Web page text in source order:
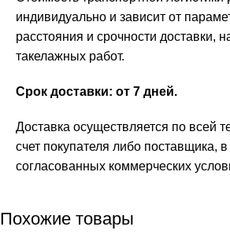
индивидуально и зависит от
расстояния и срочности доставки,
такелажных работ.
Срок доставки: от 7 дней.
Доставка осуществляется по всей
счет покупателя либо поставщика,
согласованных коммерческих
Похожие товары